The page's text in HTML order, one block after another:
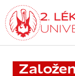
Přejít
k hlavnímu
obsahu